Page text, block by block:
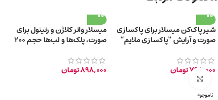
شیر پاک‌کن میسلار برای پاکسازی
صورت و آرایش “پاکسازی ملایم”
798,000تومان
میسلار واتر کلاژن و رتینول برای
صورت، پلک‌ها و لب‌ها حجم 200
898,000تومان
ناموجود
برای بزرگ‌نمایی کلیک کنید